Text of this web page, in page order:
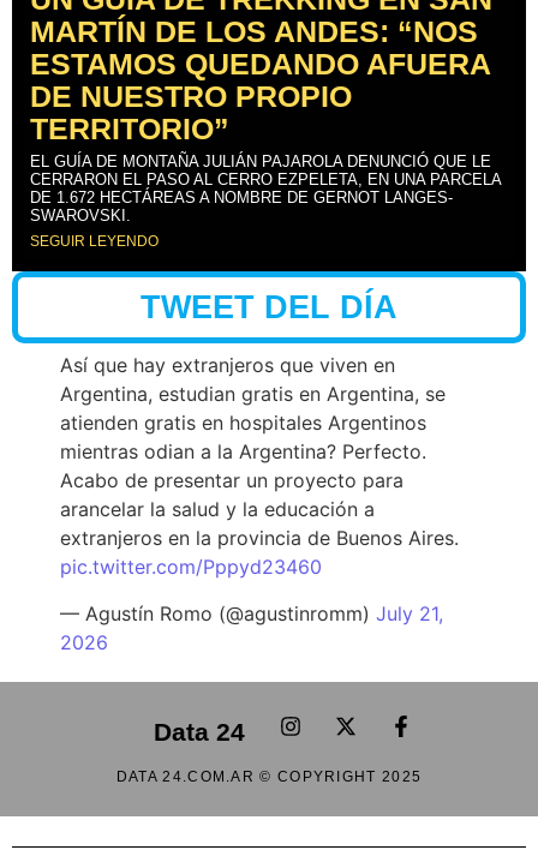
MARTÍN DE LOS ANDES: “NOS
ESTAMOS QUEDANDO AFUERA
DE NUESTRO PROPIO
TERRITORIO”
EL GUÍA DE MONTAÑA JULIÁN PAJAROLA DENUNCIÓ QUE LE
CERRARON EL PASO AL CERRO EZPELETA, EN UNA PARCELA
DE 1.672 HECTÁREAS A NOMBRE DE GERNOT LANGES-
SWAROVSKI.
SEGUIR LEYENDO
TWEET DEL DÍA
Así que hay extranjeros que viven en
Argentina, estudian gratis en Argentina, se
atienden gratis en hospitales Argentinos
mientras odian a la Argentina? Perfecto.
Acabo de presentar un proyecto para
arancelar la salud y la educación a
extranjeros en la provincia de Buenos Aires.
pic.twitter.com/Pppyd23460
— Agustín Romo (@agustinromm) July 21,
2026
Data 24
DATA 24.COM.AR © COPYRIGHT 2025